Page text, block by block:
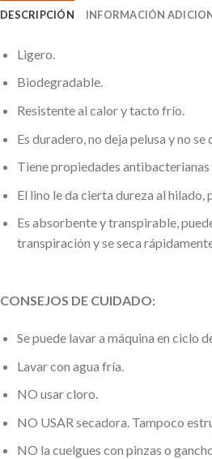
DESCRIPCIÓN INFORMACIÓN
Ligero.
Biodegradable.
Resistente al calor y tacto frío.
Es duradero, no deja pelusa y no se
Tiene propiedades antibacterianas
El lino le da cierta dureza al hilado,
Es absorbente y transpirable,
transpiración y se seca
CONSEJOS DE CUIDADO:
Se puede lavar a máquina en ciclo
Lavar con agua fría.
NO usar cloro.
NO USAR secadora. Tampoco
NO la cuelgues con pinzas o